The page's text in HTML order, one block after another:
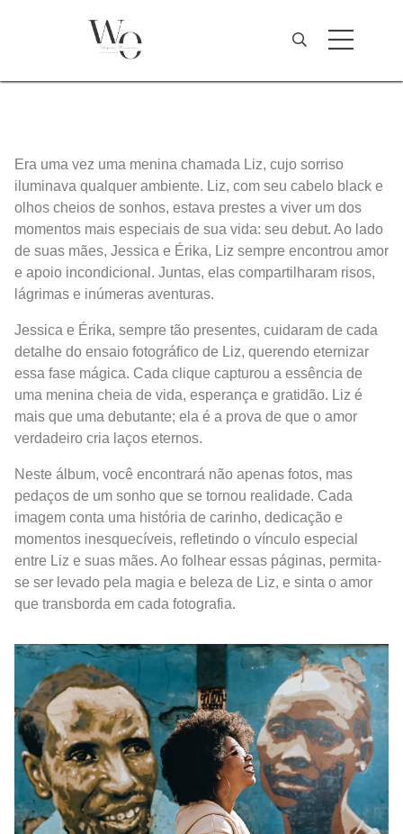
Era uma vez uma menina chamada Liz, cujo sorriso
iluminava qualquer ambiente. Liz, com seu cabelo black e
olhos cheios de sonhos, estava prestes a viver um dos
momentos mais especiais de sua vida: seu debut. Ao lado
de suas mães, Jessica e Érika, Liz sempre encontrou amor
e apoio incondicional. Juntas, elas compartilharam risos,
lágrimas e inúmeras aventuras.
Jessica e Érika, sempre tão presentes, cuidaram de cada
detalhe do ensaio fotográfico de Liz, querendo eternizar
essa fase mágica. Cada clique capturou a essência de
uma menina cheia de vida, esperança e gratidão. Liz é
mais que uma debutante; ela é a prova de que o amor
verdadeiro cria laços eternos.
Neste álbum, você encontrará não apenas fotos, mas
pedaços de um sonho que se tornou realidade. Cada
imagem conta uma história de carinho, dedicação e
momentos inesquecíveis, refletindo o vínculo especial
entre Liz e suas mães. Ao folhear essas páginas, permita-
se ser levado pela magia e beleza de Liz, e sinta o amor
que transborda em cada fotografia.